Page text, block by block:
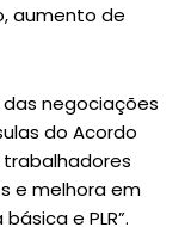
aumento de
negociações
do Acordo
e melhora em
e PLR”.